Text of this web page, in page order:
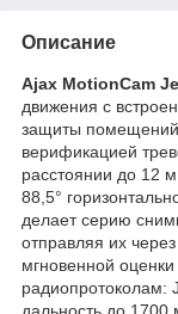
Описание
Ajax MotionCam
движения с
защиты помещений
верификацией
расстоянии до 12
88,5°
делает серию
отправляя их
мгновенной
радиопротоколам:
дальность до